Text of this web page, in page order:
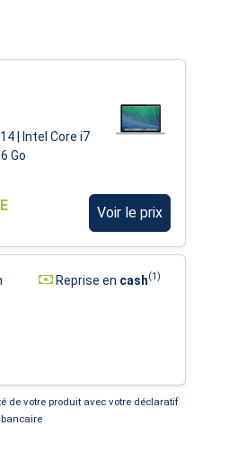
| Intel Core i7
Go
Voir le prix
Reprise en cash(1)
de votre produit avec votre déclaratif